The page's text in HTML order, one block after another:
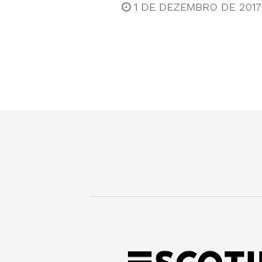
1 DE DEZEMBRO DE 2017